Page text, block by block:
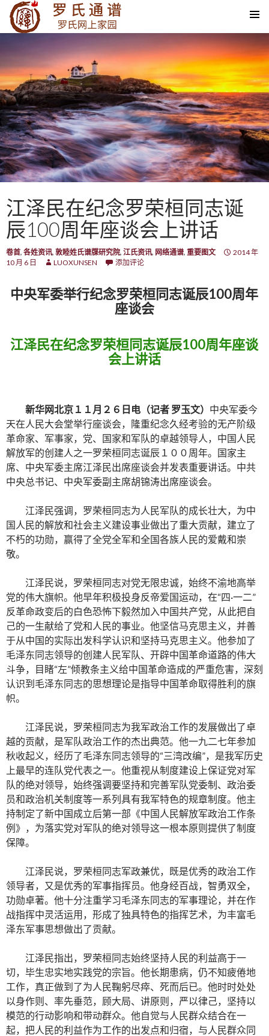
SKIP TO CONTENT
江泽民在纪念罗荣桓同志诞
辰100周年座谈会上讲话
卷首, 各姓资讯, 敦睦姓氏谱牒研究院, 江氏资讯, 网络通谱, 重要图文
2014 年
10 月 6 日
LUOXUNSEN 添加评论
中央军委举行纪念罗荣桓同志诞辰100周年
座谈会
江泽民在纪念罗荣桓同志诞辰100周年座谈
会上讲话
新华网北京１１月２６日电（记者 罗玉文） 中央军委今
天在人民大会堂举行座谈会，隆重纪念久经考验的无产阶级
革命家、军事家，党、国家和军队的卓越领导人，中国人民
解放军的创建人之一罗荣桓同志诞辰１００周年。国家主
席、中央军委主席江泽民出席座谈会并发表重要讲话。中共
中央总书记、中央军委副主席胡锦涛出席座谈会。
江泽民强调，罗荣桓同志为人民军队的成长壮大，为中
国人民的解放和社会主义建设事业做出了重大贡献，建立了
不朽的功勋，赢得了全党全军和全国各族人民的爱戴和崇
敬。
江泽民说，罗荣桓同志对党无限忠诚，始终不渝地高举
党的伟大旗帜。他早年积极投身反帝爱国运动，在“四·一二”
反革命政变后的白色恐怖下毅然加入中国共产党，从此把自
己的一生献给了党和人民的事业。他坚信马克思主义，并善
于从中国的实际出发科学认识和坚持马克思主义。他参加了
毛泽东同志领导的创建人民军队、开辟中国革命道路的伟大
斗争，目睹“左”倾教条主义给中国革命造成的严重危害，深刻
认识到毛泽东同志的思想理论是指导中国革命取得胜利的旗
帜。
江泽民说，罗荣桓同志为我军政治工作的发展做出了卓
越的贡献，是军队政治工作的杰出典范。他一九二七年参加
秋收起义，经历了毛泽东同志领导的“三湾改编”，是我军历史
上最早的连队党代表之一。他重视从制度建设上保证党对军
队的绝对领导，始终强调要坚持和完善军队党委制、政治委
员和政治机关制度等一系列具有我军特色的规章制度。他主
持制定了新中国成立后第一部《中国人民解放军政治工作条
例》，为落实党对军队的绝对领导这一根本原则提供了制度
保障。
江泽民说，罗荣桓同志军政兼优，既是优秀的政治工作
领导者，又是优秀的军事指挥员。他身经百战，智勇双全，
功勋卓著。他十分注重学习毛泽东同志的军事理论，并在作
战指挥中灵活运用，形成了独具特色的指挥艺术，为丰富毛
泽东军事思想做出了贡献。
江泽民指出，罗荣桓同志始终坚持人民的利益高于一
切，毕生忠实地实践党的宗旨。他长期患病，仍不知疲倦地
工作，真正做到了为人民鞠躬尽瘁、死而后已。他时时处处
以身作则、率先垂范，顾大局、讲原则，严以律己，坚持以
模范的行动影响和带动群众。他自觉与人民群众结合在一
起，把人民的利益作为工作的出发点和归宿，与人民群众同